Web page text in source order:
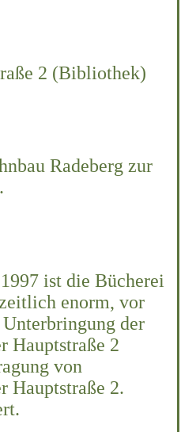
2 (Bibliothek)
Radeberg zur
ist die Bücherei
enorm, vor
der
Hauptstraße 2
von
Hauptstraße 2.